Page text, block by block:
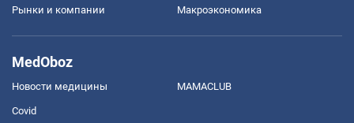
Рынки и компании Mакроэкономика
MedOboz
Новости медицины MAMACLUB
Covid